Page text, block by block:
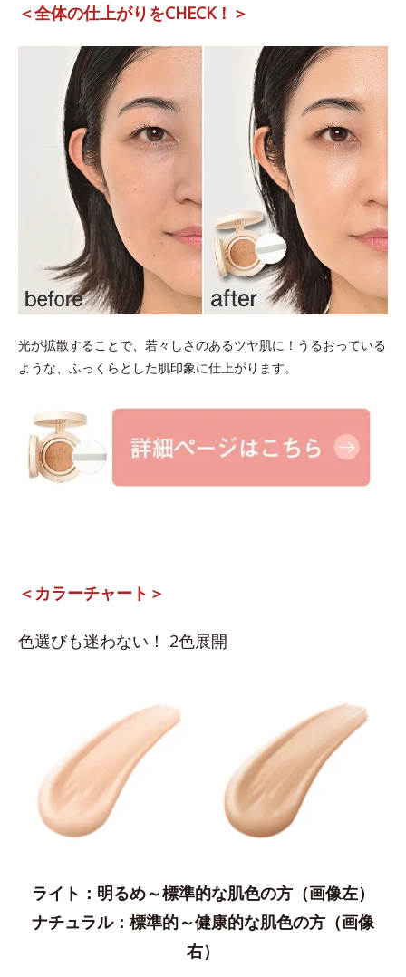
＜全体の仕上がりをCHECK！＞
光が拡散することで、若々しさのあるツヤ肌に！うるおっている
ような、ふっくらとした肌印象に仕上がります。
＜カラーチャート＞
色選びも迷わない！ 2色展開
ライト：明るめ～標準的な肌色の方（画像左）
ナチュラル：​標準的～健康的な肌色の方（画像
右）